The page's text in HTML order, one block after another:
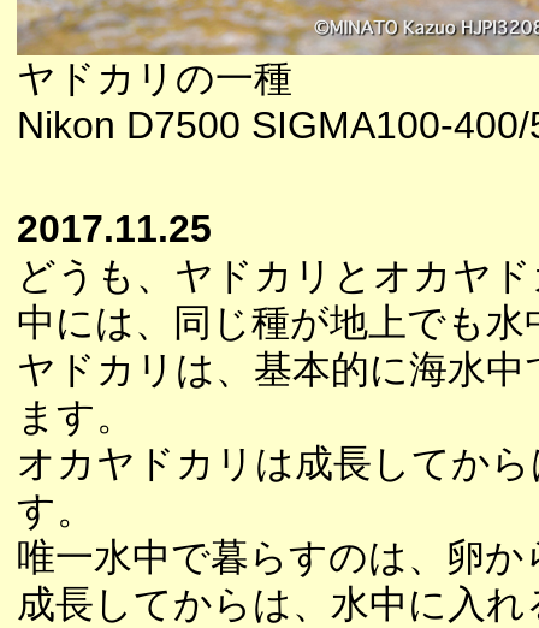
ヤドカリの一種
Nikon D7500 SIGMA100-
2017.11.25
どうも、ヤドカリとオカヤ
中には、同じ種が地上でも
ヤドカリは、基本的に海水
ます。
オカヤドカリは成長してか
す。
唯一水中で暮らすのは、卵
成長してからは、水中に入